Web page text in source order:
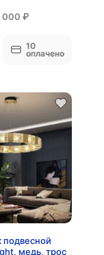
000 ₽
10
оплачено
подвесной
медь, трос